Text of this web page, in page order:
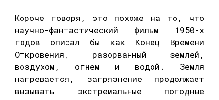
Короче говоря, это похоже на то, что
научно-фантастический фильм 1950-х
годов описал бы как Конец Времени
Откровения, разорванный землей,
воздухом, огнем и водой. Земля
нагревается, загрязнение продолжает
вызывать экстремальные погодные